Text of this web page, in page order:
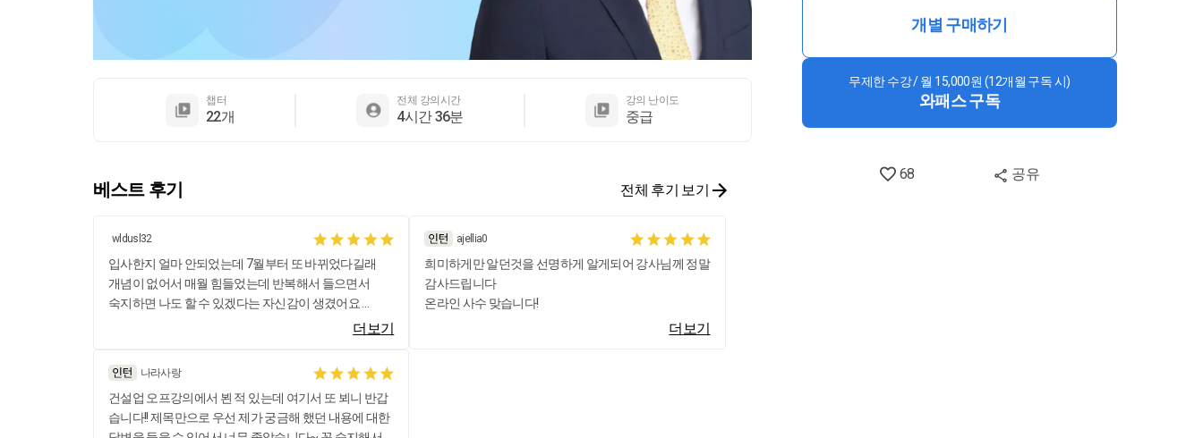
챕터
22개
전체 강의시간
4시간 36분
강의 난이도
중급
베스트 후기 전체 후기 보기
wldusl32
입사한지 얼마 안되었는데 7월부터 또 바뀌었다길래
개념이 없어서 매월 힘들었는데 반복해서 들으면서
숙지하면 나도 할 수 있겠다는 자신감이 생겼어요
노무비대장이랑 비교해서 설명해주셔서 귀에 쏙쏙더보기
ajellia0
희미하게만 알던것을 선명하게 알게되어 강사님께 정말
감사드립니다
온라인 사수 맞습니다!
더보기
나라사랑
건설업 오프강의에서 뵌 적 있는데 여기서 또 뵈니 반갑
습니다!! 제목만으로 우선 제가 궁금해 했던 내용에 대한
개별 구매하기
무제한 수강 / 월 15,000원 (12개월 구독 시)
와패스 구독
68 공유